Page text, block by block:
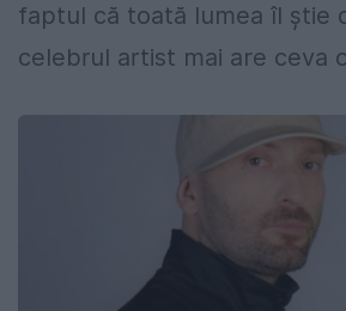
faptul că toată lumea îl știe
celebrul artist mai are ceva